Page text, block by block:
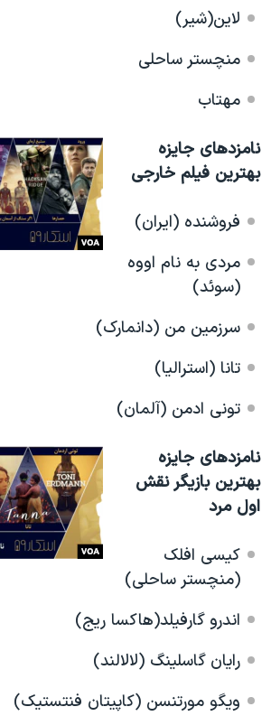
لاین(شیر)
منچستر ساحلی
مهتاب
نامزدهای جایزه
بهترین فیلم خارجی
فروشنده (ایران)
مردی به نام اووه
(سوئد)
سرزمین من (دانمارک)
تانا (استرالیا)
تونی ادمن (آلمان)
نامزدهای جایزه
بهترین بازیگر نقش
اول مرد
کیسی افلک
(منچستر ساحلی)
اندرو گارفیلد(هاکسا ریج)
رایان گاسلینگ (لالالند)
ویگو مورتنسن (کاپیتان فنتستیک)